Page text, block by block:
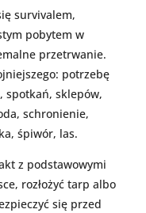
survivalem,
pobytem w
przetrwanie.
potrzebę
spotkań, sklepów,
schronienie,
śpiwór, las.
z podstawowymi
rozłożyć tarp albo
się przed